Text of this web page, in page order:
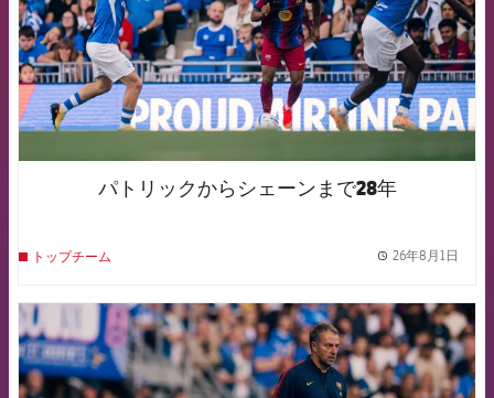
パトリックからシェーンまで28年
トップチーム 26年8月1日
FCB Barcelona badge